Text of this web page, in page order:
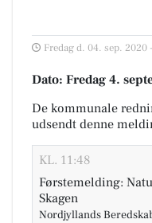
Fredag d. 04. sep. 2020
Dato: Fredag 4.
De kommunale
udsendt denne
KL. 11:48
Førstemelding:
Skagen
Nordjyllands